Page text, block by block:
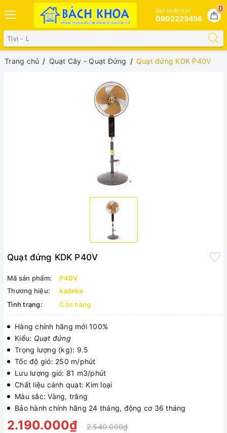
0
Gọi miễn phí
0902223456
Trang chủ Quạt Cây - Quạt Đứng Quạt đứng KDK P40V
Quạt đứng KDK P40V
Mã sản phẩm:
P40V
Thương hiệu:
kadeka
Tình trạng:
Còn hàng
Hàng chính hãng mới 100%
Kiểu: Quạt đứng
Trọng lượng (kg): 9.5
Tốc độ gió: 250 m/phút
Lưu lượng gió: 81 m3/phút
Chất liệu cánh quạt: Kim loại
Màu sắc: Vàng, trắng
Bảo hành chính hãng 24 tháng, động cơ 36 tháng
2.190.000₫
2.540.000₫